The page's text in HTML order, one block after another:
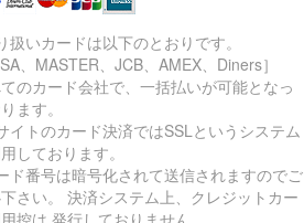
扱いカードは以下のとおりです。
、MASTER、JCB、AMEX、Diners］
のカード会社で、一括払いが可能となっ
ます。
イトのカード決済ではSSLというシステム
しております。
ド番号は暗号化されて送信されますのでご
さい。 決済システム上、クレジットカー
用控は 発行しておりません。